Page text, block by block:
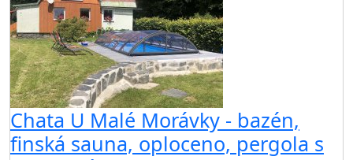
Chata U Malé Morávky - bazén,
finská sauna, oploceno, pergola s